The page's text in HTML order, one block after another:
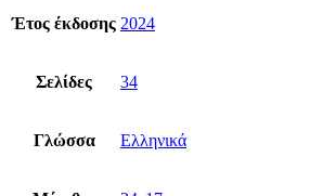
Έτος έκδοσης 2024
Σελίδες 34
Γλώσσα Ελληνικά